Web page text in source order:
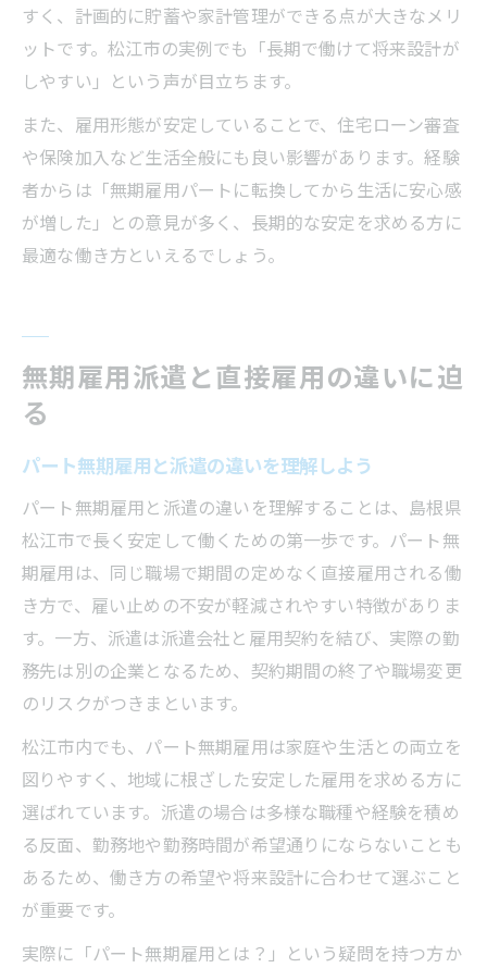
すく、計画的に貯蓄や家計管理ができる点が大きなメリ
ットです。松江市の実例でも「長期で働けて将来設計が
しやすい」という声が目立ちます。
また、雇用形態が安定していることで、住宅ローン審査
や保険加入など生活全般にも良い影響があります。経験
者からは「無期雇用パートに転換してから生活に安心感
が増した」との意見が多く、長期的な安定を求める方に
最適な働き方といえるでしょう。
無期雇用派遣と直接雇用の違いに迫
る
パート無期雇用と派遣の違いを理解しよう
パート無期雇用と派遣の違いを理解することは、島根県
松江市で長く安定して働くための第一歩です。パート無
期雇用は、同じ職場で期間の定めなく直接雇用される働
き方で、雇い止めの不安が軽減されやすい特徴がありま
す。一方、派遣は派遣会社と雇用契約を結び、実際の勤
務先は別の企業となるため、契約期間の終了や職場変更
のリスクがつきまといます。
松江市内でも、パート無期雇用は家庭や生活との両立を
図りやすく、地域に根ざした安定した雇用を求める方に
選ばれています。派遣の場合は多様な職種や経験を積め
る反面、勤務地や勤務時間が希望通りにならないことも
あるため、働き方の希望や将来設計に合わせて選ぶこと
が重要です。
実際に「パート無期雇用とは？」という疑問を持つ方か